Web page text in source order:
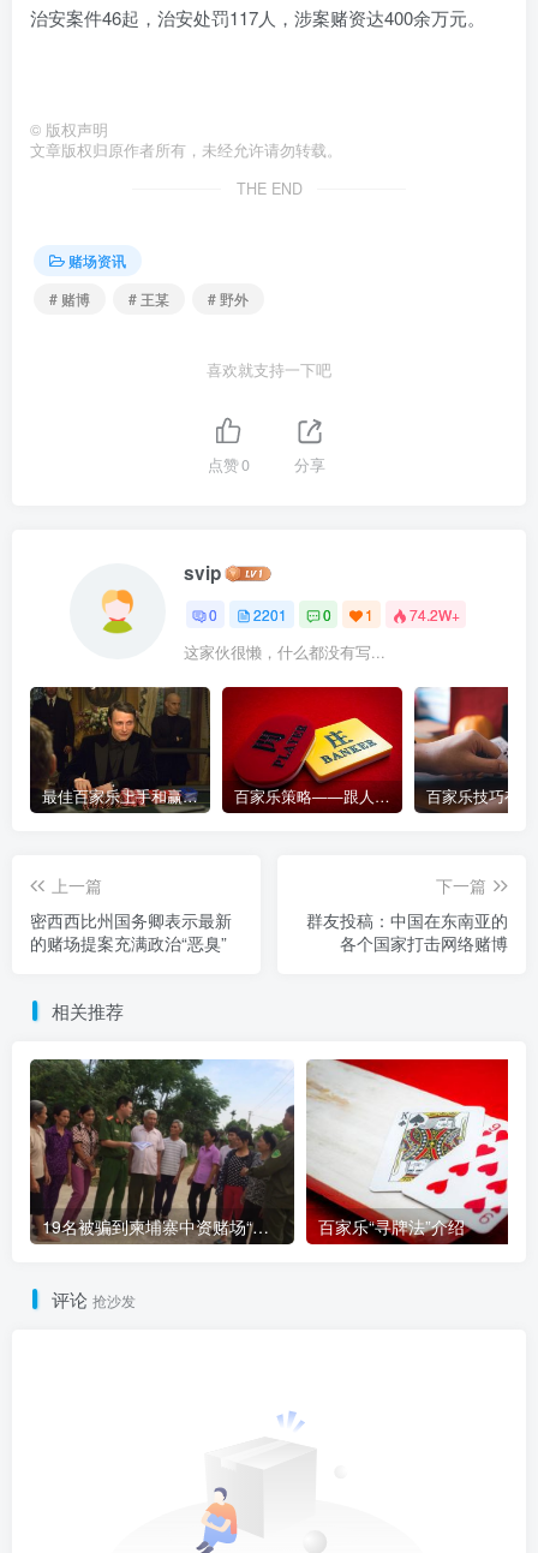
治安案件46起，治安处罚117人，涉案赌资达400余万元。
© 版权声明
文章版权归原作者所有，未经允许请勿转载。
THE END
赌场资讯
# 赌博
# 王某 # 野外
喜欢就支持一下吧
点赞0 分享
svip
0 2201 0 1 74.2W+
这家伙很懒，什么都没有写...
最佳百家乐上手和赢钱指南 – 终极版 百家乐策略——跟人胜过跟路
上一篇
密西西比州国务卿表示最新
的赌场提案充满政治“恶臭”
下一篇
群友投稿：中国在东南亚的
各个国家打击网络赌博
相关推荐
19名被骗到柬埔寨中资赌场“做菠菜”的越南人被解救 百家乐“寻牌法”介绍
评论 抢沙发